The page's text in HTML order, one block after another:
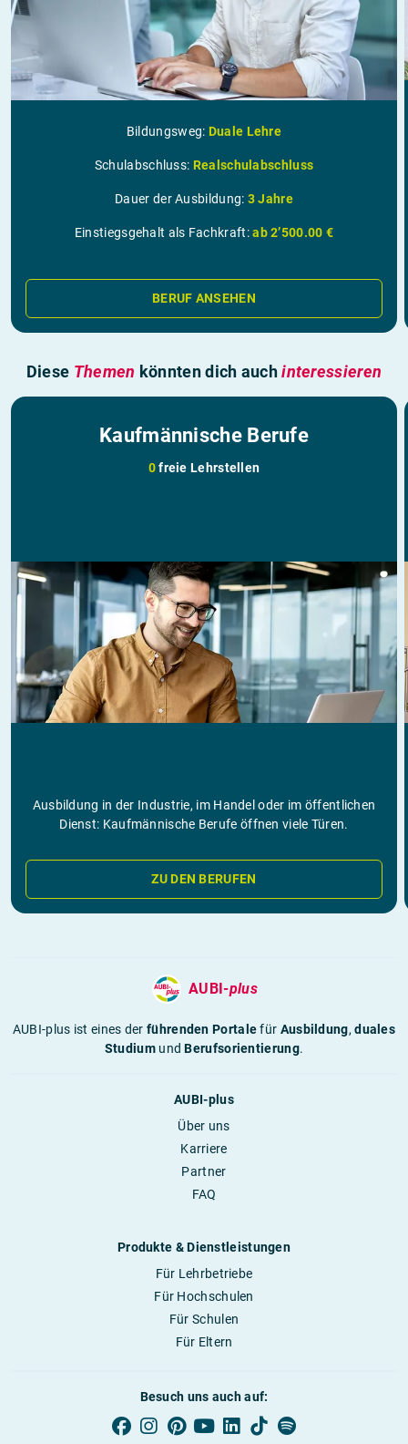
Bildungsweg: Duale Lehre
Schulabschluss: Realschulabschluss
Dauer der Ausbildung: 3 Jahre
Einstiegsgehalt als Fachkraft:ab 2’500.00 €
BERUF ANSEHEN
Diese Themen könnten dich auchinteressieren
Kaufmännische Berufe
0freie Lehrstellen
Ausbildung in der Industrie, im Handel oder im öffentlichen
Dienst: Kaufmännische Berufe öffnen viele Türen.
ZU DEN BERUFEN
AUBI-plus
AUBI-plus ist eines derführenden Portalefür Ausbildung,duales
StudiumundBerufsorientierung.
AUBI-plus
Über uns
Karriere
Partner
FAQ
Produkte & Dienstleistungen
Für Lehrbetriebe
Für Hochschulen
Für Schulen
Für Eltern
Besuch uns auch auf: